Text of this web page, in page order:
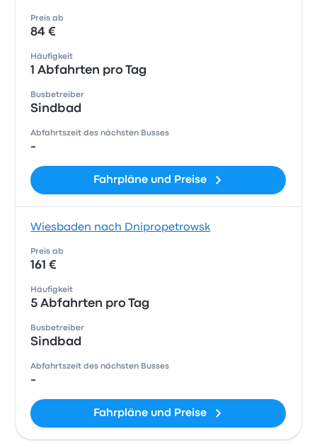
Preis ab
84 €
Häufigkeit
1 Abfahrten pro Tag
Busbetreiber
Sindbad
Abfahrtszeit des nächsten Busses
-
Fahrpläne und Preise
Wiesbaden nach Dnipropetrowsk
Preis ab
161 €
Häufigkeit
5 Abfahrten pro Tag
Busbetreiber
Sindbad
Abfahrtszeit des nächsten Busses
-
Fahrpläne und Preise